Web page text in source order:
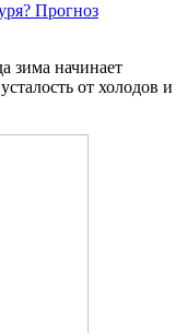
Прогноз
зима начинает
от холодов и